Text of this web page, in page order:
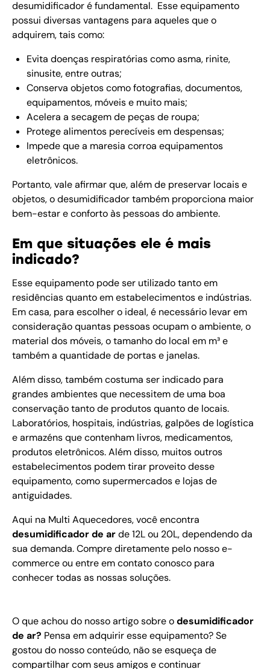
desumidificador é fundamental. Esse equipamento
possui diversas vantagens para aqueles que o
adquirem, tais como:
Evita doenças respiratórias como asma, rinite,
sinusite, entre outras;
Conserva objetos como fotografias, documentos,
equipamentos, móveis e muito mais;
Acelera a secagem de peças de roupa;
Protege alimentos perecíveis em despensas;
Impede que a maresia corroa equipamentos
eletrônicos.
Portanto, vale afirmar que, além de preservar locais e
objetos, o desumidificador também proporciona maior
bem-estar e conforto às pessoas do ambiente.
Em que situações ele é mais
indicado?
Esse equipamento pode ser utilizado tanto em
residências quanto em estabelecimentos e indústrias.
Em casa, para escolher o ideal, é necessário levar em
consideração quantas pessoas ocupam o ambiente, o
material dos móveis, o tamanho do local em m³ e
também a quantidade de portas e janelas.
Além disso, também costuma ser indicado para
grandes ambientes que necessitem de uma boa
conservação tanto de produtos quanto de locais.
Laboratórios, hospitais, indústrias, galpões de logística
e armazéns que contenham livros, medicamentos,
produtos eletrônicos. Além disso, muitos outros
estabelecimentos podem tirar proveito desse
equipamento, como supermercados e lojas de
antiguidades.
Aqui na Multi Aquecedores, você encontra
desumidificador de arde12Lou 20L, dependendo da
sua demanda. Compre diretamente pelo nosso e-
commerce ou entre em contato conosco para
conhecer todas as nossas soluções.
O que achou do nosso artigo sobre odesumidificador
de ar? Pensa em adquirir esse equipamento? Se
gostou do nosso conteúdo, não se esqueça de
compartilhar com seus amigos e continuar